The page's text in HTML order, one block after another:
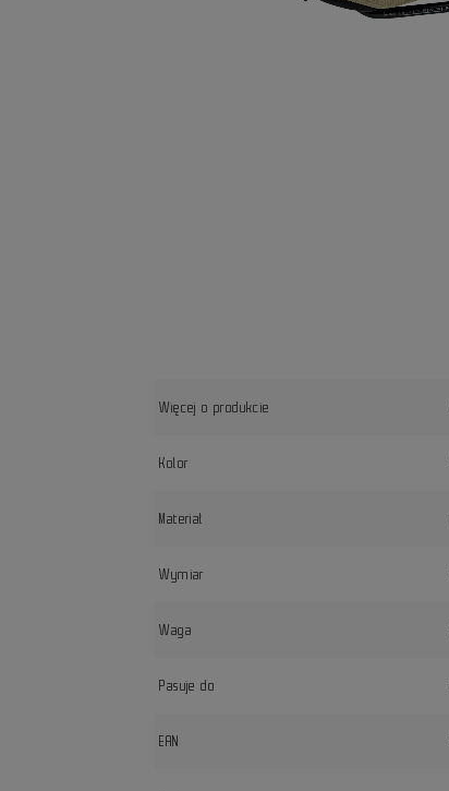
Więcej o produkcie
Kolor
Materiał
Wymiar
Waga
Pasuje do
EAN